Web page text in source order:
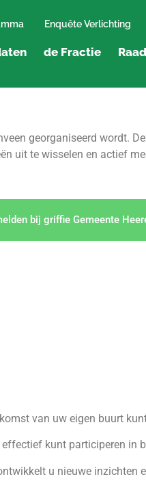
Enquête Verlichting
de Fractie
georganiseerd wordt.
uit te wisselen en actief
bij griffie Gemeente
van uw eigen buurt
effectief kunt participeren in
u nieuwe inzichten